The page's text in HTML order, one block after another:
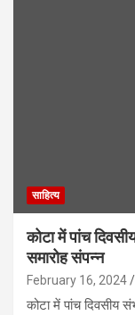
साहित्य
कोटा में पांच
समारोह संपन्न
February 16, 2024
कोटा में पांच दिवसीय